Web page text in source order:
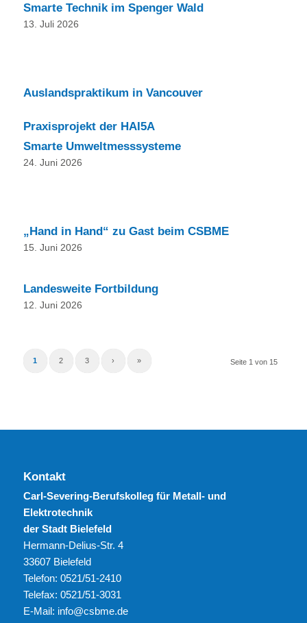
Smarte Technik im Spenger Wald
13. Juli 2026
Auslandspraktikum in Vancouver
Praxisprojekt der HAI5A
Smarte Umweltmesssysteme
24. Juni 2026
„Hand in Hand“ zu Gast beim CSBME
15. Juni 2026
Landesweite Fortbildung
12. Juni 2026
Seite 1 von 15
1 2 3 › »
Kontakt
Carl-Severing-Berufskolleg für Metall- und
Elektrotechnik
der Stadt Bielefeld
Hermann-Delius-Str. 4
33607 Bielefeld
Telefon: 0521/51-2410
Telefax: 0521/51-3031
E-Mail: info@csbme.de